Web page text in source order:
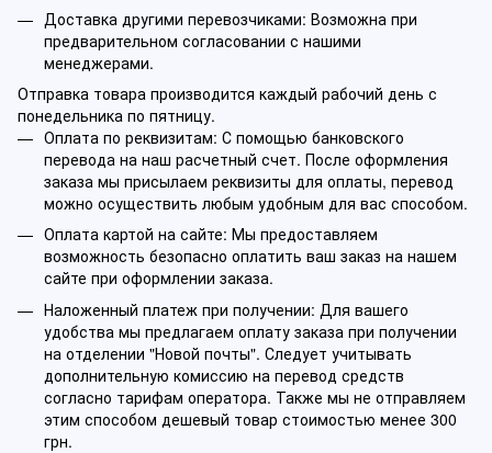
Доставка другими перевозчиками: Возможна при
предварительном согласовании с нашими
менеджерами.
Отправка товара производится каждый рабочий день с
понедельника по пятницу.
Оплата по реквизитам: С помощью банковского
перевода на наш расчетный счет. После оформления
заказа мы присылаем реквизиты для оплаты, перевод
можно осуществить любым удобным для вас способом.
Оплата картой на сайте: Мы предоставляем
возможность безопасно оплатить ваш заказ на нашем
сайте при оформлении заказа.
Наложенный платеж при получении: Для вашего
удобства мы предлагаем оплату заказа при получении
на отделении "Новой почты". Следует учитывать
дополнительную комиссию на перевод средств
согласно тарифам оператора. Также мы не отправляем
этим способом дешевый товар стоимостью менее 300
грн.